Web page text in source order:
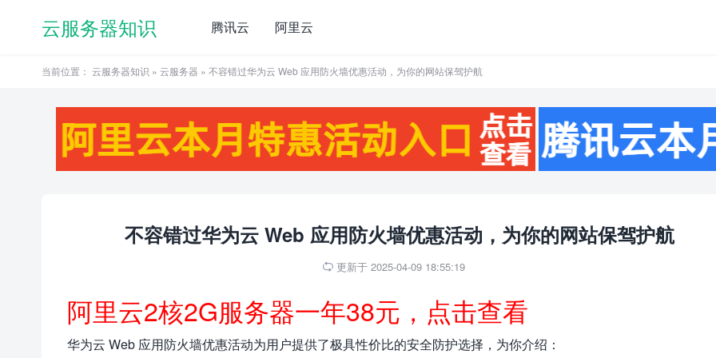
云服务器知识 腾讯云 阿里云
当前位置： 云服务器知识 » 云服务器 » 不容错过华为云 Web 应用防火墙优惠活动，为你的网站保驾护航
不容错过华为云 Web 应用防火墙优惠活动，为你的网站保驾护航
 更新于 2025-04-09 18:55:19
阿里云2核2G服务器一年38元，点击查看
华为云 Web 应用防火墙优惠活动为用户提供了极具性价比的安全防护选择，为你介绍：